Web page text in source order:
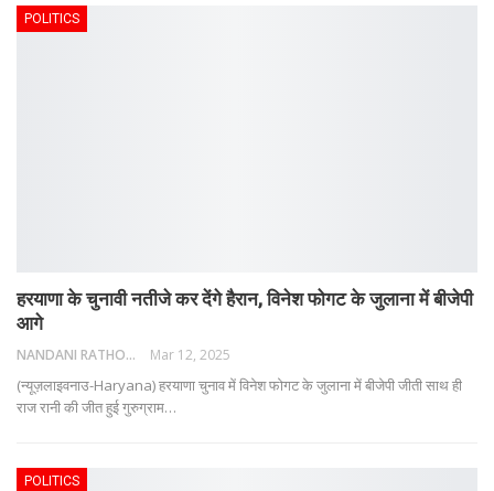
POLITICS
हरयाणा के चुनावी नतीजे कर देंगे हैरान, विनेश फोगट के जुलाना में बीजेपी
आगे
NANDANI RATHORE Mar 12, 2025
(न्यूज़लाइवनाउ-Haryana) हरयाणा चुनाव में विनेश फोगट के जुलाना में बीजेपी जीती साथ ही
राज रानी की जीत हुई गुरुग्राम…
POLITICS